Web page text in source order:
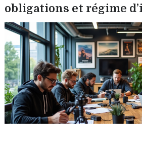
obligations et régime